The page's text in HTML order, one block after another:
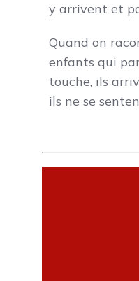
y arrivent et
Quand on
enfants qui
touche, ils
ils ne se